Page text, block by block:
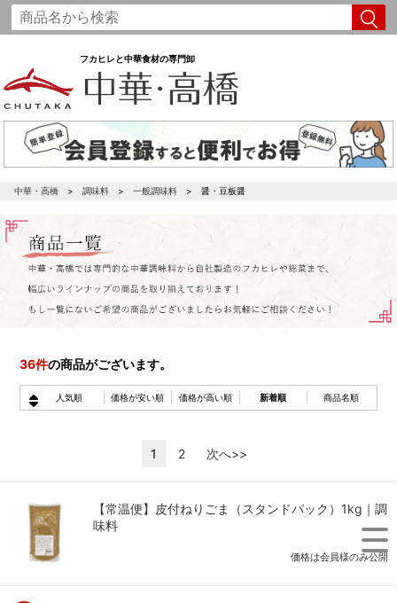
フカヒレと中華食材の専門卸
中華・高橋 調味料 一般調味料 醤・豆板醤
36件の商品がございます。
人気順 価格が安い順 価格が高い順 新着順 商品名順
1 2 次へ>>
【常温便】皮付ねりごま（スタンドパック）1kg｜調
味料
価格は会員様のみ公開